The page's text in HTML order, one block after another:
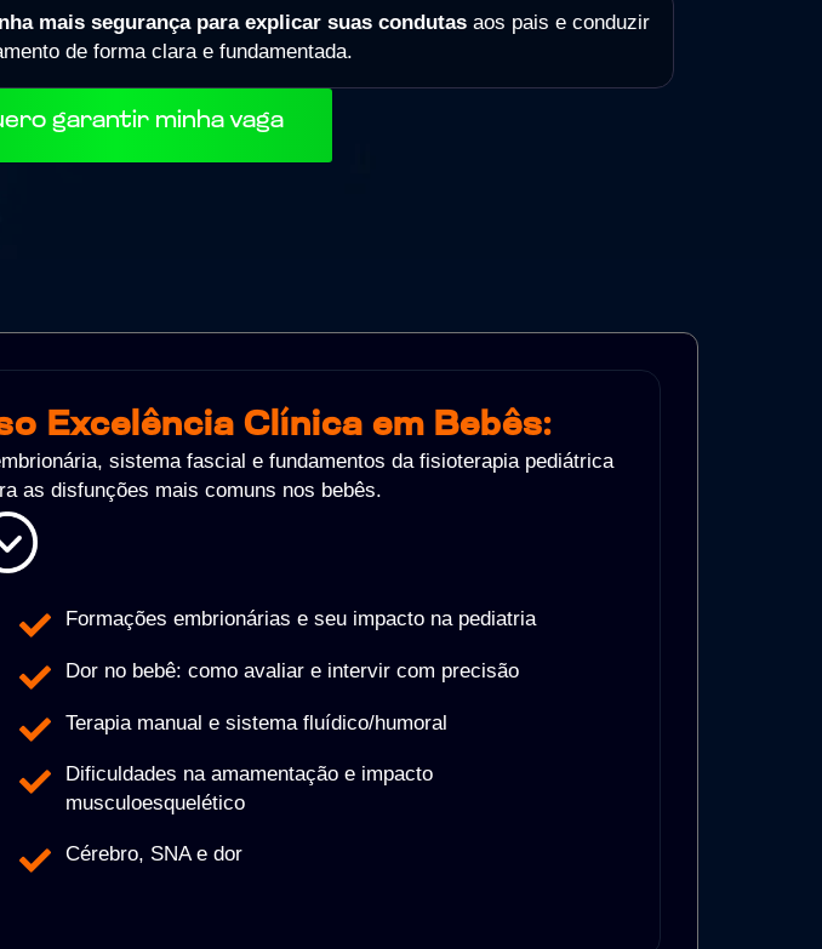
mais segurança para explicar suas condutasaos pais e conduzir
de forma clara e fundamentada.
garantir minha vaga
Excelência Clínica em Bebês:
sistema fascial e fundamentos da fisioterapia pediátrica
as disfunções mais comuns nos bebês.
Formações embrionárias e seu impacto na pediatria
Dor no bebê: como avaliar e intervir com precisão
Terapia manual e sistema fluídico/humoral
Dificuldades na amamentação e impacto
musculoesquelético
⁠⁠Cérebro, SNA e dor